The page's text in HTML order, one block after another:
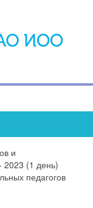
и
2023 (1 день)
педагогов